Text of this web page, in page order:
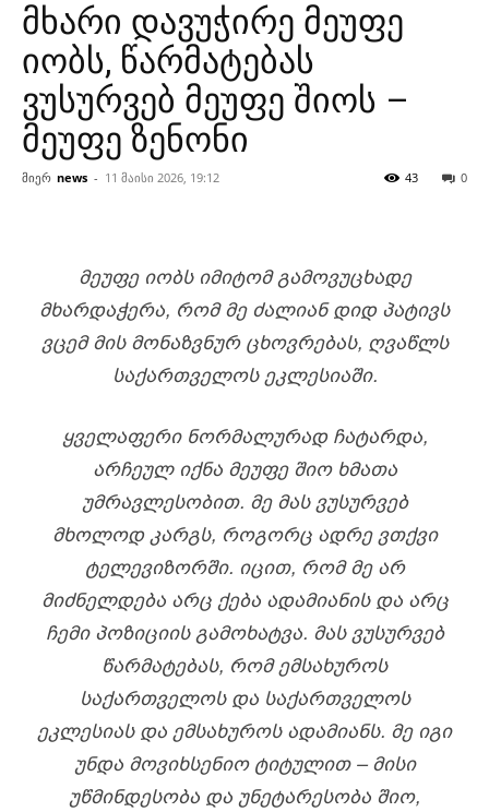
მხარი დავუჭირე მეუფე
იობს, წარმატებას
ვუსურვებ მეუფე შიოს –
მეუფე ზენონი
მიერ news - 11 მაისი 2026, 19:12 0
43
ᲛᲔᲣᲤᲔ ᲘᲝᲑᲡ ᲘᲛᲘᲢᲝᲛ ᲒᲐᲛᲝᲕᲣᲪᲮᲐᲓᲔ
ᲛᲮᲐᲠᲓᲐᲭᲔᲠᲐ, ᲠᲝᲛ ᲛᲔ ᲫᲐᲚᲘᲐᲜ ᲓᲘᲓ ᲞᲐᲢᲘᲕᲡ
ᲕᲪᲔᲛ ᲛᲘᲡ ᲛᲝᲜᲐᲖᲕᲜᲣᲠ ᲪᲮᲝᲕᲠᲔᲑᲐᲡ, ᲦᲕᲐᲬᲚᲡ
ᲡᲐᲥᲐᲠᲗᲕᲔᲚᲝᲡ ᲔᲙᲚᲔᲡᲘᲐᲨᲘ.
ᲧᲕᲔᲚᲐᲤᲔᲠᲘ ᲜᲝᲠᲛᲐᲚᲣᲠᲐᲓ ᲩᲐᲢᲐᲠᲓᲐ,
ᲐᲠᲩᲔᲣᲚ ᲘᲥᲜᲐ ᲛᲔᲣᲤᲔ ᲨᲘᲝ ᲮᲛᲐᲗᲐ
ᲣᲛᲠᲐᲕᲚᲔᲡᲝᲑᲘᲗ. ᲛᲔ ᲛᲐᲡ ᲕᲣᲡᲣᲠᲕᲔᲑ
ᲛᲮᲝᲚᲝᲓ ᲙᲐᲠᲒᲡ, ᲠᲝᲒᲝᲠᲪ ᲐᲓᲠᲔ ᲕᲗᲥᲕᲘ
ᲢᲔᲚᲔᲕᲘᲖᲝᲠᲨᲘ. ᲘᲪᲘᲗ, ᲠᲝᲛ ᲛᲔ ᲐᲠ
ᲛᲘᲫᲜᲔᲚᲓᲔᲑᲐ ᲐᲠᲪ ᲥᲔᲑᲐ ᲐᲓᲐᲛᲘᲐᲜᲘᲡ ᲓᲐ ᲐᲠᲪ
ᲩᲔᲛᲘ ᲞᲝᲖᲘᲪᲘᲘᲡ ᲒᲐᲛᲝᲮᲐᲢᲕᲐ. ᲛᲐᲡ ᲕᲣᲡᲣᲠᲕᲔᲑ
ᲬᲐᲠᲛᲐᲢᲔᲑᲐᲡ, ᲠᲝᲛ ᲔᲛᲡᲐᲮᲣᲠᲝᲡ
ᲡᲐᲥᲐᲠᲗᲕᲔᲚᲝᲡ ᲓᲐ ᲡᲐᲥᲐᲠᲗᲕᲔᲚᲝᲡ
ᲔᲙᲚᲔᲡᲘᲐᲡ ᲓᲐ ᲔᲛᲡᲐᲮᲣᲠᲝᲡ ᲐᲓᲐᲛᲘᲐᲜᲡ. ᲛᲔ ᲘᲒᲘ
ᲣᲜᲓᲐ ᲛᲝᲕᲘᲮᲡᲔᲜᲘᲝ ᲢᲘᲢᲣᲚᲘᲗ – ᲛᲘᲡᲘ
ᲣᲬᲛᲘᲜᲓᲔᲡᲝᲑᲐ ᲓᲐ ᲣᲜᲔᲢᲐᲠᲔᲡᲝᲑᲐ ᲨᲘᲝ,